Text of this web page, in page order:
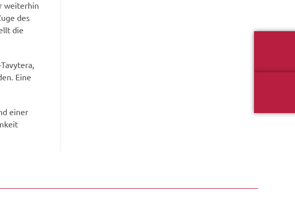
weiterhin
des
die
Eine
einer